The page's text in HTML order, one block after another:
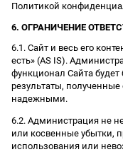
Политикой
6. ОГРАНИЧЕНИЕ
6.1. Сайт и весь его
есть» (AS IS).
функционал Сайта
результаты,
надежными.
6.2. Администрация не
или косвенные убытки,
использования или